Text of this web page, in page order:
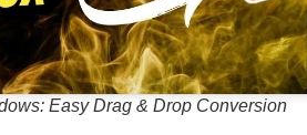
Easy Drag & Drop Conversion